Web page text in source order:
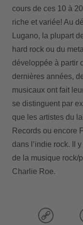
cours de ces 10 à
riche et variée! Au
Lugano, la plupart
hard rock ou du
développée à partir
dernières années,
musicaux ont fait
se distinguent par
que les artistes du
Records ou encore
dans l’indie rock. Il
de la musique rock/
Charlie Roe.